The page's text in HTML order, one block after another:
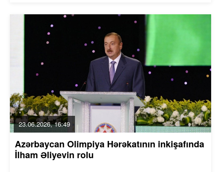
23.06.2026, 16:49
Azərbaycan Olimpiya Hərəkatının inkişafında
İlham Əliyevin rolu